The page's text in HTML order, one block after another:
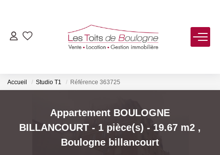
ACHETER
LOUER
VENDRE
Estimer
Biens Vendus
Accueil Studio T1 Référence 363725
Appartement BOULOGNE
BILLANCOURT - 1 pièce(s) - 19.67 m2 ,
Boulogne billancourt